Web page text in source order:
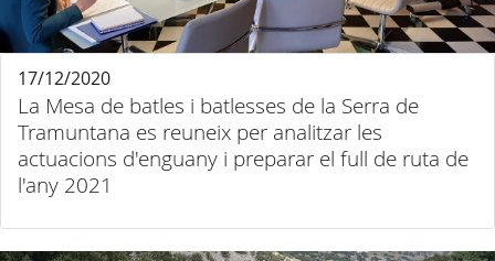
La Mesa de batles i batlesses de la Serra de
Tramuntana es reuneix per analitzar les
actuacions d'enguany i preparar el full de ruta de
l'any 2021
17/12/2020